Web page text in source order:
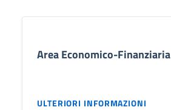
Area Economico-Finanziaria
ULTERIORI INFORMAZIONI